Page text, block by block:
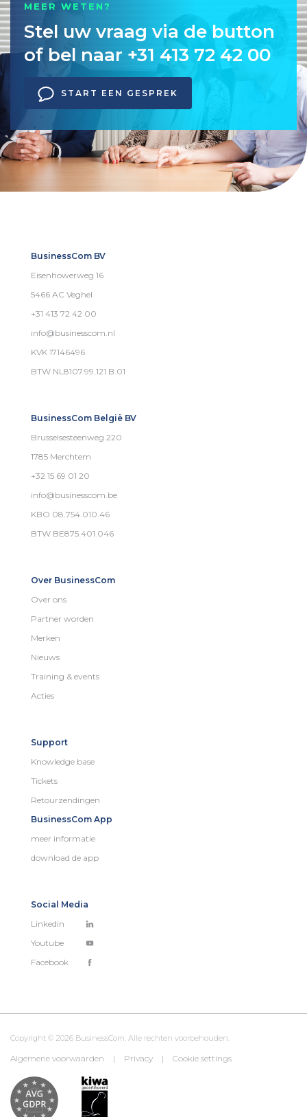
MEER WETEN?
Stel uw vraag via de button
of bel naar +31 413 72 42 00
START EEN GESPREK
BusinessCom BV
Eisenhowerweg 16
5466 AC Veghel
+31 413 72 42 00
info@businesscom.nl
KVK 17146496
BTW NL8107.99.121.B.01
BusinessCom België BV
Brusselsesteenweg 220
1785 Merchtem
+32 15 69 01 20
info@businesscom.be
KBO 08.754.010.46
BTW BE875.401.046
Over BusinessCom
Over ons
Partner worden
Merken
Nieuws
Training & events
Acties
Support
Knowledge base
Tickets
Retourzendingen
BusinessCom App
meer informatie
download de app
Social Media
Linkedin
Youtube
Facebook
Copyright © 2026 BusinessCom. Alle rechten voorbehouden.
Algemene voorwaarden | Privacy | Cookie settings